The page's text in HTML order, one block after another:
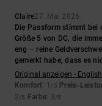
Claire27. Mai 2026
Die Passform stimmt bei
Größe 5 von DC, die
eng – reine
gemerkt habe, dass es
Original anzeigen - English
Komfort: 1 /5 Preis-
2/5 Farbe: 3/5